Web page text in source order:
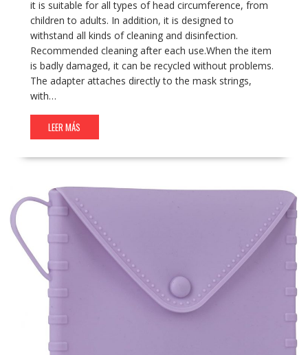
it is suitable for all types of head circumference, from
children to adults. In addition, it is designed to
withstand all kinds of cleaning and disinfection.
Recommended cleaning after each use.When the item
is badly damaged, it can be recycled without problems.
The adapter attaches directly to the mask strings,
with…
LEER MÁS